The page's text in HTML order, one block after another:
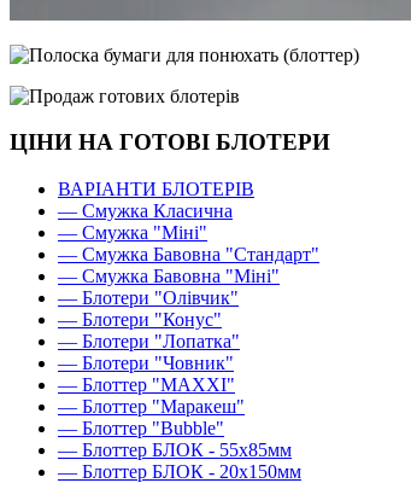
ЦІНИ НА ГОТОВІ БЛОТЕРИ
ВАРІАНТИ БЛОТЕРІВ
— Смужка Класична
— Смужка "Міні"
— Смужка Бавовна "Стандарт"
— Смужка Бавовна "Міні"
— Блотери "Олівчик"
— Блотери "Конус"
— Блотери "Лопатка"
— Блотери "Човник"
— Блоттер "MAXXI"
— Блоттер "Маракеш"
— Блоттер "Bubble"
— Блоттер БЛОК - 55х85мм
— Блоттер БЛОК - 20х150мм